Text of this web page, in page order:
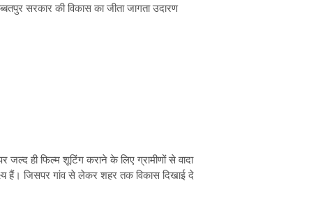
सरकार की विकास का जीता जागता उदारण
जल्द ही फिल्म शूटिंग कराने के लिए ग्रामीणों से वादा
हैं। जिसपर गांव से लेकर शहर तक विकास दिखाई दे